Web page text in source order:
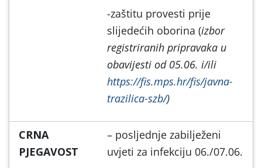
-zaštitu provesti prije
slijedećih oborina (izbor
registriranih pripravaka u
obavijesti od 05.06. i/ili
https://fis.mps.hr/fis/javna-
trazilica-szb/)
CRNA
PJEGAVOST
– posljednje zabilježeni
uvjeti za infekciju 06./07.06.